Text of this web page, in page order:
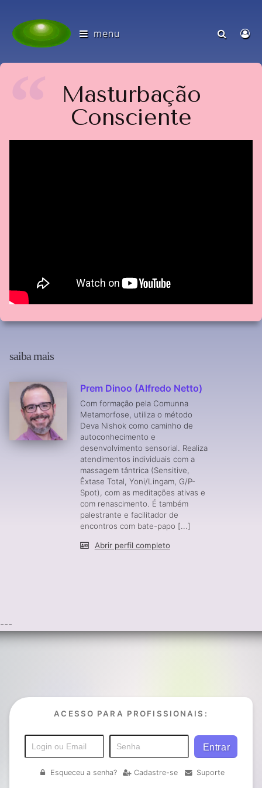
menu
Masturbação
Consciente
saiba mais
Prem Dinoo (Alfredo Netto)
Com formação pela Comunna
Metamorfose, utiliza o método
Deva Nishok como caminho de
autoconhecimento e
desenvolvimento sensorial. Realiza
atendimentos individuais com a
massagem tântrica (Sensitive,
Êxtase Total, Yoni/Lingam, G/P-
Spot), com as meditações ativas e
com renascimento. É também
palestrante e facilitador de
encontros com bate-papo [...]
Abrir perfil completo
---
ACESSO PARA PROFISSIONAIS:
Esqueceu a senha? Cadastre-se Suporte